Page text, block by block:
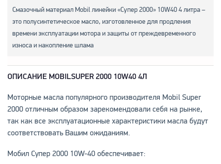
Смазочный материал Mobil линейки «Супер 2000» 10W40 4 литра –
это полусинтетическое масло, изготовленное для продления
времени эксплуатации мотора и защиты от преждевременного
износа и накопление шлама
ОПИСАНИЕ MOBILSUPER 2000 10W40 4Л
Моторные масла популярного производителя Mobil Super
2000 отличным образом зарекомендовали себя на рынке,
так как все эксплуатационные характеристики масла будут
соответствовать Вашим ожиданиям.
Мобил Супер 2000 10W-40 обеспечивает: